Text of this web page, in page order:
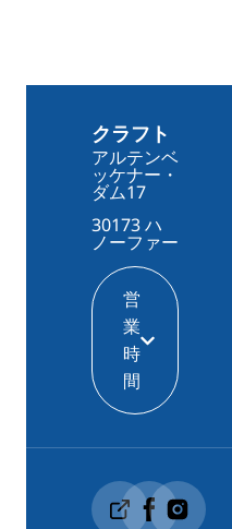
クラフト
アルテンベ
ッケナー・
ダム17
30173 ハ
ノーファー
営
業
時
間